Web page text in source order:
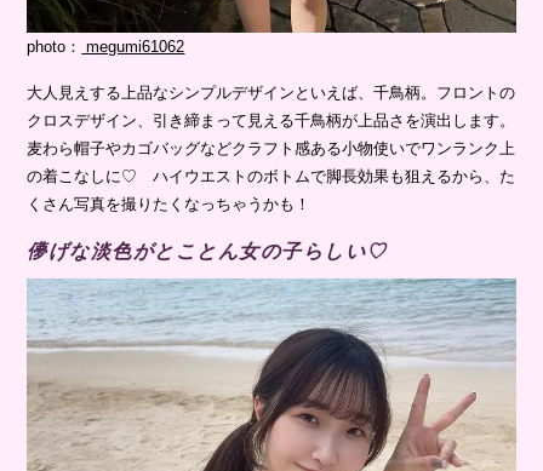
photo： megumi61062
大人見えする上品なシンプルデザインといえば、千鳥柄。フロントの
クロスデザイン、引き締まって見える千鳥柄が上品さを演出します。
麦わら帽子やカゴバッグなどクラフト感ある小物使いでワンランク上
の着こなしに♡ ハイウエストのボトムで脚長効果も狙えるから、た
くさん写真を撮りたくなっちゃうかも！
儚げな淡色がとことん女の子らしい♡